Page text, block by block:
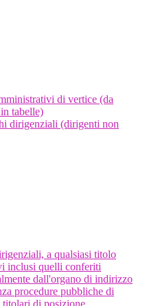
di vertice (da
tabelle)
dirigenziali (dirigenti non
a qualsiasi titolo
inclusi quelli conferiti
dall'organo di indirizzo
procedure pubbliche di